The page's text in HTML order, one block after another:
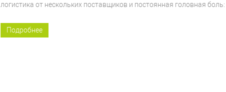
логистика от нескольких поставщиков и постоянная головная боль:
Подробнее